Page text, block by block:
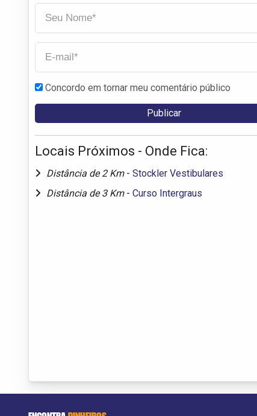
Concordo em tornar meu comentário público
Locais Próximos - Onde Fica:
Distância de 2 Km - Stockler Vestibulares
Distância de 3 Km - Curso Intergraus